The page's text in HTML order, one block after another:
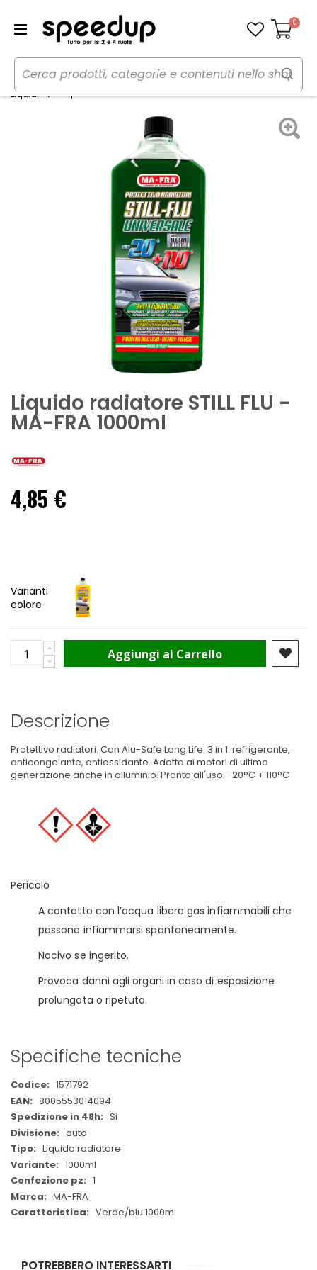
Carrello
0
Home Auto
Manutenzione e ricambi auto
Liquidi
Liquido radiatore STILL FLU - MA-FRA
Liquido radiatore STILL FLU -
MA-FRA 1000ml
4,85 €
Varianti
colore
Aggiungi al Carrello
Descrizione
Protettivo radiatori. Con Alu-Safe Long Life. 3 in 1: refrigerante,
anticongelante, antiossidante. Adatto ai motori di ultima
generazione anche in alluminio. Pronto all'uso. -20°C + 110°C
Pericolo
A contatto con l’acqua libera gas infiammabili che
possono infiammarsi spontaneamente.
Nocivo se ingerito.
Provoca danni agli organi in caso di esposizione
prolungata o ripetuta.
Specifiche tecniche
Maggiori
Informazioni
1571792
8005553014094
Si
auto
Liquido radiatore
1000ml
1
MA-FRA
Verde/blu 1000ml
POTREBBERO INTERESSARTI